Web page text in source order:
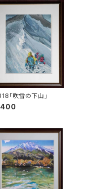
「吹雪の下山」